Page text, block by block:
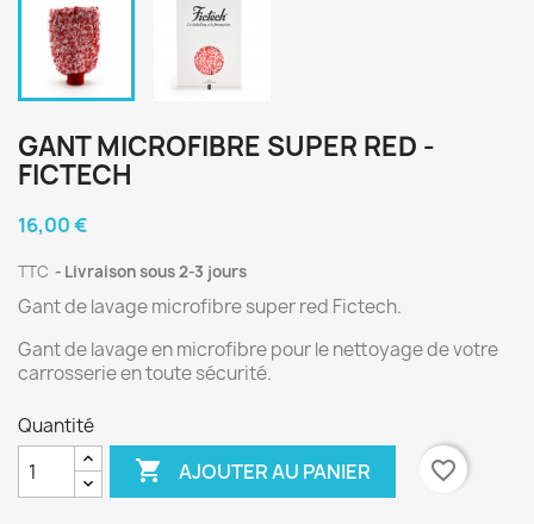
GANT MICROFIBRE SUPER RED -
FICTECH
16,00 €
TTC Livraison sous 2-3 jours
Gant de lavage microfibre super red Fictech.
Gant de lavage en microfibre pour le nettoyage de votre
carrosserie en toute sécurité.
Quantité
 AJOUTER AU PANIER favorite_border